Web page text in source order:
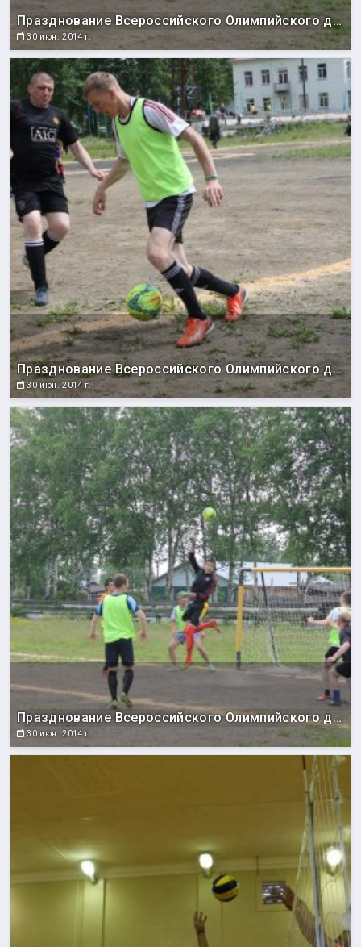
Празднование Всероссийского Олимпийского дня
30 июн. 2014 г.
Празднование Всероссийского Олимпийского дня
30 июн. 2014 г.
Празднование Всероссийского Олимпийского дня
30 июн. 2014 г.